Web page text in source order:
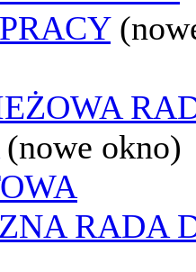
(nowe okno)
RADA